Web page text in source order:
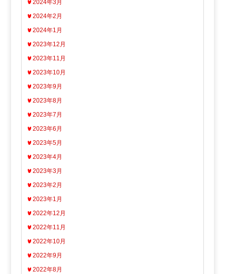
2024年3月
2024年2月
2024年1月
2023年12月
2023年11月
2023年10月
2023年9月
2023年8月
2023年7月
2023年6月
2023年5月
2023年4月
2023年3月
2023年2月
2023年1月
2022年12月
2022年11月
2022年10月
2022年9月
2022年8月